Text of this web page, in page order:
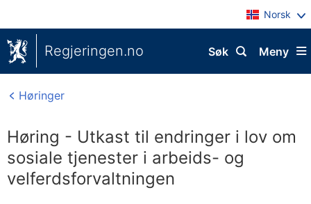
Norsk
Regjeringen.no Meny
Søk
Høringer
Høring - Utkast til endringer i lov om
sosiale tjenester i arbeids- og
velferdsforvaltningen